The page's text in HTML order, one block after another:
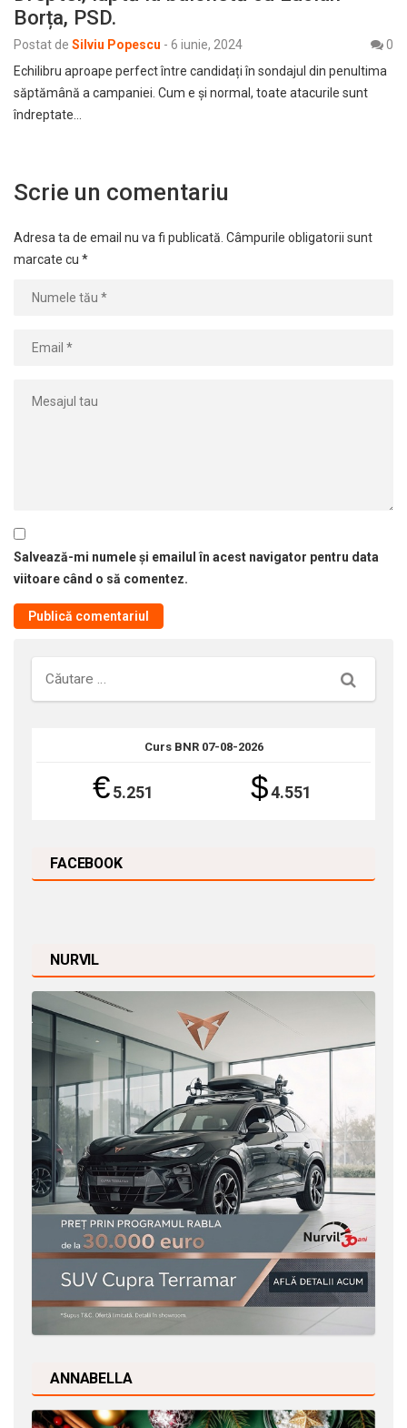
Borța, PSD.
Postat de Silviu Popescu - 6 iunie, 2024
0
Echilibru aproape perfect între candidați în sondajul din penultima
săptămână a campaniei. Cum e și normal, toate atacurile sunt
îndreptate…
Scrie un comentariu
Adresa ta de email nu va fi publicată. Câmpurile obligatorii sunt
marcate cu *
Salvează-mi numele și emailul în acest navigator pentru data
viitoare când o să comentez.
Căutare
Curs BNR 07-08-2026
€5.251 $4.551
FACEBOOK
NURVIL
ANNABELLA